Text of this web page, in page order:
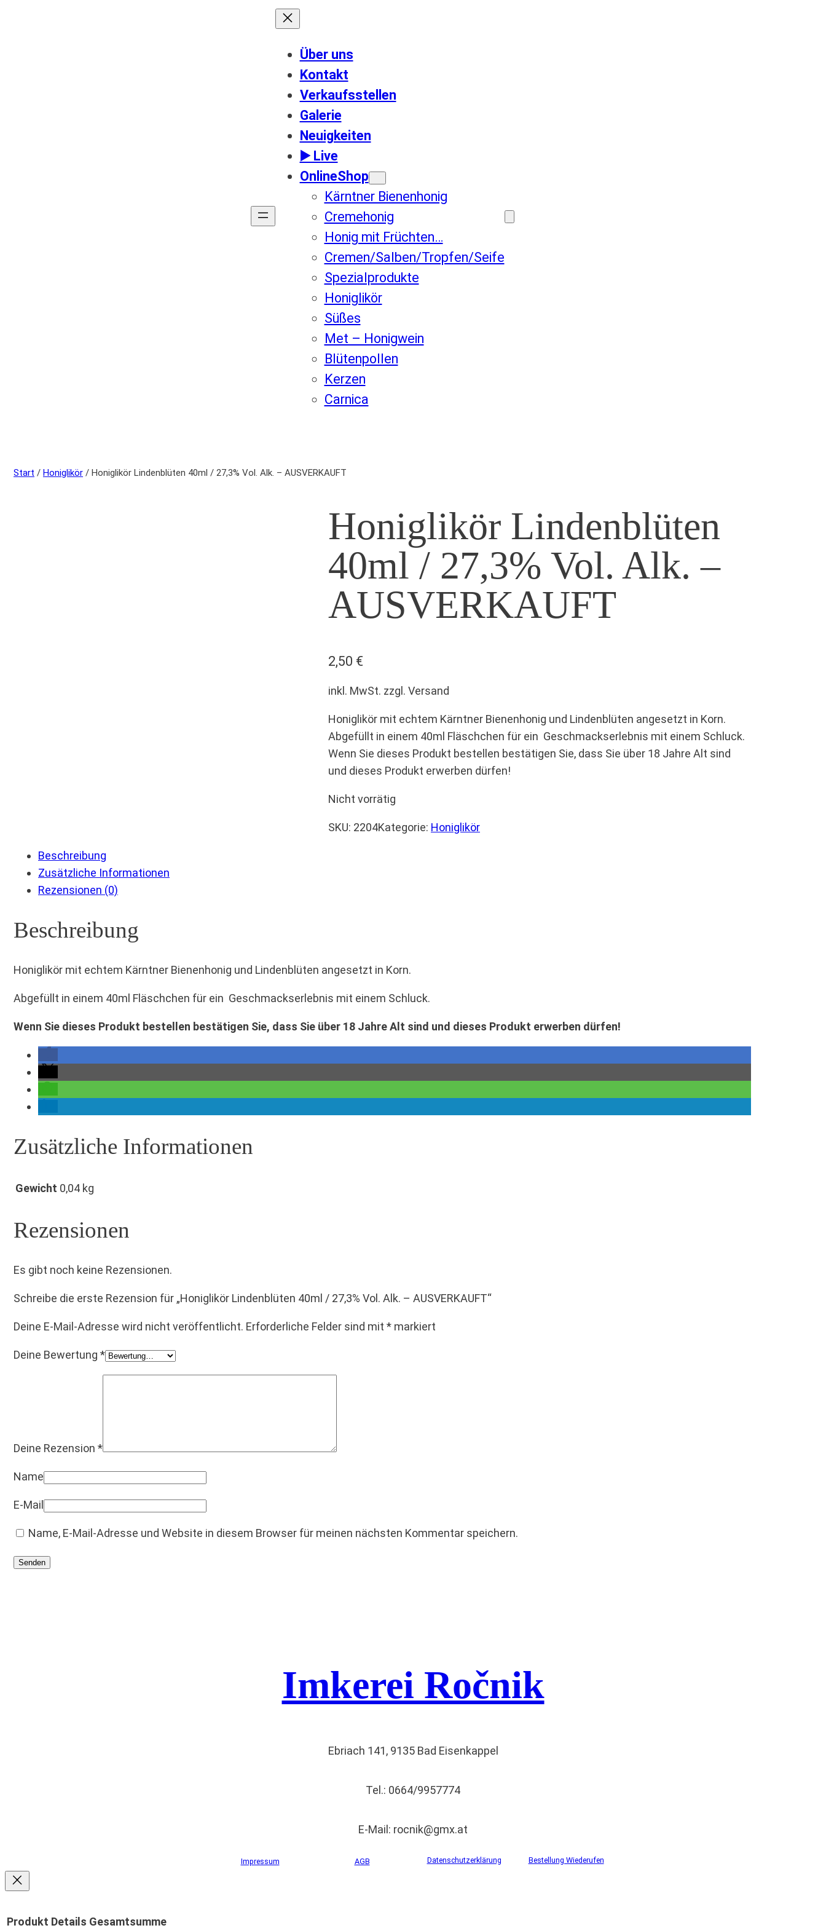
Über uns
Kontakt
Verkaufsstellen
Galerie
Neuigkeiten
▶️ Live
OnlineShop
Kärntner Bienenhonig
Cremehonig
Honig mit Früchten…
Cremen/Salben/Tropfen/Seife
Spezialprodukte
Honiglikör
Süßes
Met – Honigwein
Blütenpollen
Kerzen
Carnica
Start / Honiglikör / Honiglikör Lindenblüten 40ml / 27,3% Vol. Alk. – AUSVERKAUFT
Honiglikör Lindenblüten
40ml / 27,3% Vol. Alk. –
AUSVERKAUFT
2,50 €
inkl. MwSt. zzgl. Versand
Honiglikör mit echtem Kärntner Bienenhonig und Lindenblüten angesetzt in Korn.
Abgefüllt in einem 40ml Fläschchen für ein Geschmackserlebnis mit einem Schluck.
Wenn Sie dieses Produkt bestellen bestätigen Sie, dass Sie über 18 Jahre Alt sind
und dieses Produkt erwerben dürfen!
Nicht vorrätig
SKU: 2204Kategorie: Honiglikör
Beschreibung
Zusätzliche Informationen
Rezensionen (0)
Beschreibung
Honiglikör mit echtem Kärntner Bienenhonig und Lindenblüten angesetzt in Korn.
Abgefüllt in einem 40ml Fläschchen für ein Geschmackserlebnis mit einem Schluck.
Wenn Sie dieses Produkt bestellen bestätigen Sie, dass Sie über 18 Jahre Alt sind und dieses Produkt erwerben dürfen!
Zusätzliche Informationen
Gewicht 0,04 kg
Rezensionen
Es gibt noch keine Rezensionen.
Schreibe die erste Rezension für „Honiglikör Lindenblüten 40ml / 27,3% Vol. Alk. – AUSVERKAUFT“
Deine E-Mail-Adresse wird nicht veröffentlicht. Erforderliche Felder sind mit * markiert
Deine Bewertung *
Deine Rezension *
Name
E-Mail
Name, E-Mail-Adresse und Website in diesem Browser für meinen nächsten Kommentar speichern.
Imkerei Ročnik
Ebriach 141, 9135 Bad Eisenkappel
Tel.: 0664/9957774
E-Mail: rocnik@gmx.at
Impressum AGB Datenschutzerklärung Bestellung Wiederufen
Produkt Details Gesamtsumme